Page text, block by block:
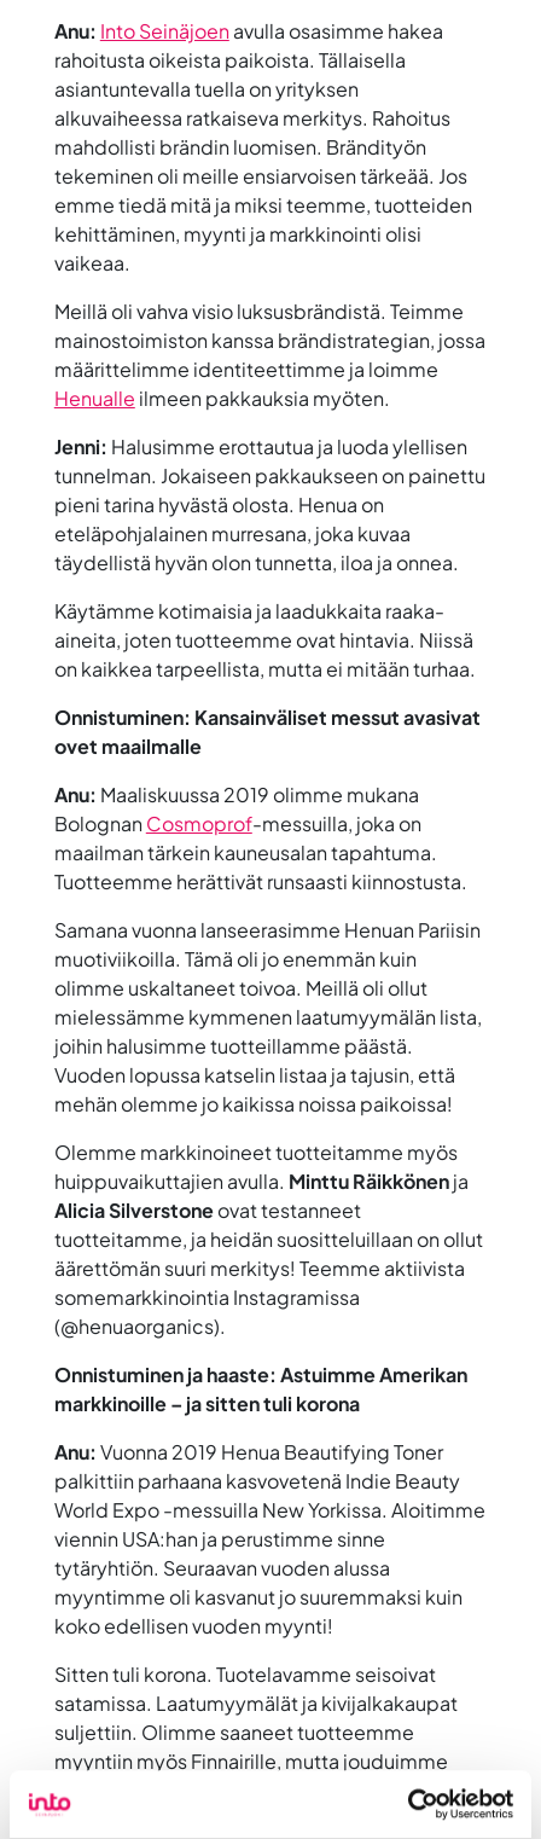
Anu: Into Seinäjoenavulla osasimme hakea
rahoitusta oikeista paikoista. Tällaisella
asiantuntevalla tuella on yrityksen
alkuvaiheessa ratkaiseva merkitys. Rahoitus
mahdollisti brändin luomisen. Brändityön
tekeminen oli meille ensiarvoisen tärkeää. Jos
emme tiedä mitä ja miksi teemme, tuotteiden
kehittäminen, myynti ja markkinointi olisi
vaikeaa.
Meillä oli vahva visio luksusbrändistä. Teimme
mainostoimiston kanssa brändistrategian, jossa
määrittelimme identiteettimme ja loimme
Henualle ilmeen pakkauksia myöten.
Jenni: Halusimme erottautua ja luoda ylellisen
tunnelman. Jokaiseen pakkaukseen on painettu
pieni tarina hyvästä olosta. Henua on
eteläpohjalainen murresana, joka kuvaa
täydellistä hyvän olon tunnetta, iloa ja onnea.
Käytämme kotimaisia ja laadukkaita raaka-
aineita, joten tuotteemme ovat hintavia. Niissä
on kaikkea tarpeellista, mutta ei mitään turhaa.
Onnistuminen: Kansainväliset messut avasivat
ovet maailmalle
Anu: Maaliskuussa 2019 olimme mukana
BolognanCosmoprof-messuilla, joka on
maailman tärkein kauneusalan tapahtuma.
Tuotteemme herättivät runsaasti kiinnostusta.
Samana vuonna lanseerasimme Henuan Pariisin
muotiviikoilla. Tämä oli jo enemmän kuin
olimme uskaltaneet toivoa. Meillä oli ollut
mielessämme kymmenen laatumyymälän lista,
joihin halusimme tuotteillamme päästä.
Vuoden lopussa katselin listaa ja tajusin, että
mehän olemme jo kaikissa noissa paikoissa!
Olemme markkinoineet tuotteitamme myös
huippuvaikuttajien avulla. Minttu Räikkönenja
Alicia Silverstoneovat testanneet
tuotteitamme, ja heidän suositteluillaan on ollut
äärettömän suuri merkitys! Teemme aktiivista
somemarkkinointia Instagramissa
(@henuaorganics).
Onnistuminen ja haaste: Astuimme Amerikan
markkinoille – ja sitten tuli korona
Anu: Vuonna 2019 Henua Beautifying Toner
palkittiin parhaana kasvovetenä Indie Beauty
World Expo -messuilla New Yorkissa. Aloitimme
viennin USA:han ja perustimme sinne
tytäryhtiön. Seuraavan vuoden alussa
myyntimme oli kasvanut jo suuremmaksi kuin
koko edellisen vuoden myynti!
Sitten tuli korona. Tuotelavamme seisoivat
satamissa. Laatumyymälät ja kivijalkakaupat
suljettiin. Olimme saaneet tuotteemme
myyntiin myös Finnairille, mutta jouduimme
lunastamaan koko varaston takaisin.